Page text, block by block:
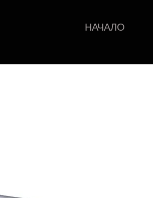
НАЧАЛО